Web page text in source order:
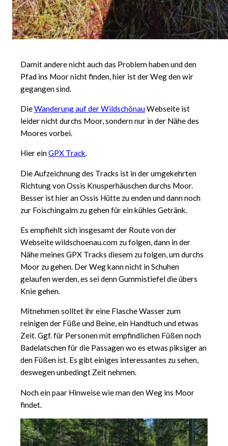
Damit andere nicht auch das Problem haben und den
Pfad ins Moor nicht finden, hier ist der Weg den wir
gegangen sind.
DieWanderung auf der WildschönauWebseite ist
leider nicht durchs Moor, sondern nur in der Nähe des
Moores vorbei.
Hier einGPX Track.
Die Aufzeichnung des Tracks ist in der umgekehrten
Richtung von Ossis Knusperhäuschen durchs Moor.
Besser ist hier an Ossis Hütte zu enden und dann noch
zur Foischingalm zu gehen für ein kühles Getränk.
Es empfiehlt sich insgesamt der Route von der
Webseite wildschoenau.com zu folgen, dann in der
Nähe meines GPX Tracks diesem zu folgen, um durchs
Moor zu gehen. Der Weg kann nicht in Schuhen
gelaufen werden, es sei denn Gummistiefel die übers
Knie gehen.
Mitnehmen solltet ihr eine Flasche Wasser zum
reinigen der Füße und Beine, ein Handtuch und etwas
Zeit. Ggf. für Personen mit empfindlichen Füßen noch
Badelatschen für die Passagen wo es etwas piksiger an
den Füßen ist. Es gibt einiges interessantes zu sehen,
deswegen unbedingt Zeit nehmen.
Noch ein paar Hinweise wie man den Weg ins Moor
findet.